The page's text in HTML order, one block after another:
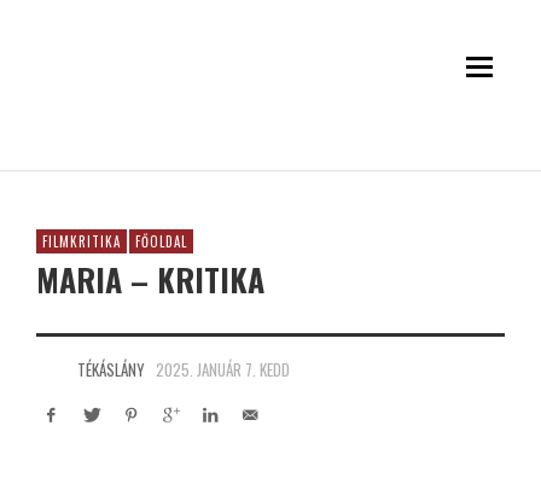
FILMKRITIKA FŐOLDAL
MARIA – KRITIKA
TÉKÁSLÁNY 2025. JANUÁR 7. KEDD